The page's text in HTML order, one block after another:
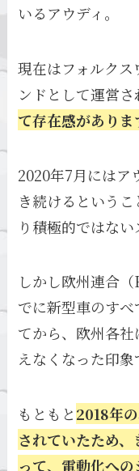
いるアウディ。
現在はフォルクス
ンドとして運営さ
て存在感がありま
2020年7月にはア
き続けるという
り積極的ではない
しかし欧州連合
でに新型車のす
てから、欧州各
えなくなった印象
もともと2018年
されていたため
って、電動化へ